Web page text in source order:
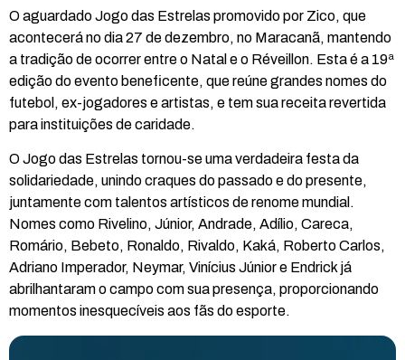
O aguardado Jogo das Estrelas promovido por Zico, que
acontecerá no dia 27 de dezembro, no Maracanã, mantendo
a tradição de ocorrer entre o Natal e o Réveillon. Esta é a 19ª
edição do evento beneficente, que reúne grandes nomes do
futebol, ex-jogadores e artistas, e tem sua receita revertida
para instituições de caridade.
O Jogo das Estrelas tornou-se uma verdadeira festa da
solidariedade, unindo craques do passado e do presente,
juntamente com talentos artísticos de renome mundial.
Nomes como Rivelino, Júnior, Andrade, Adílio, Careca,
Romário, Bebeto, Ronaldo, Rivaldo, Kaká, Roberto Carlos,
Adriano Imperador, Neymar, Vinícius Júnior e Endrick já
abrilhantaram o campo com sua presença, proporcionando
momentos inesquecíveis aos fãs do esporte.